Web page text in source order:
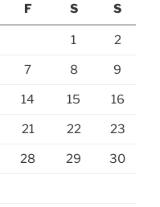
F S S
1 2
7 8 9
14 15 16
21 22 23
28 29 30